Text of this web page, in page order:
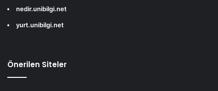
nedir.unibilgi.net
yurt.unibilgi.net
Önerilen Siteler